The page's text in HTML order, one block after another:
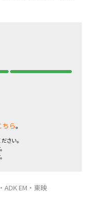
ちら。
さい。
ADK EM・東映